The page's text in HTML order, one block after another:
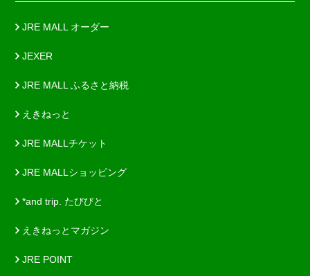
JRE MALL オーダー
JEXER
JRE MALL ふるさと納税
えきねっと
JRE MALLチケット
JRE MALLショッピング
*and trip. たびびと
えきねっとマガジン
JRE POINT